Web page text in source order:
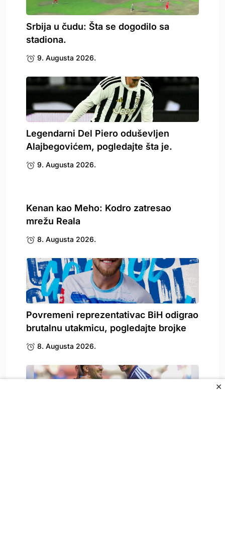
✕
Srbija u čudu: Šta se dogodilo sa
stadiona.
9. Augusta 2026.
Legendarni Del Piero oduševljen
Alajbegovićem, pogledajte šta je.
9. Augusta 2026.
Kenan kao Meho: Kodro zatresao
mrežu Reala
8. Augusta 2026.
Povremeni reprezentativac BiH odigrao
brutalnu utakmicu, pogledajte brojke
8. Augusta 2026.